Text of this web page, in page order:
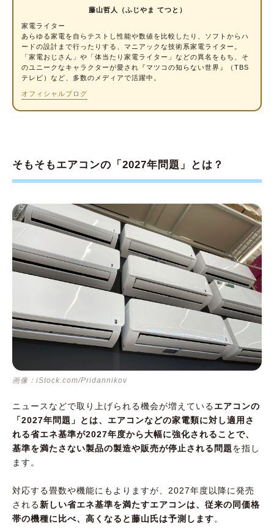
藤山哲人（ふじやま てつと）
家電ライター
あらゆる家電を自らテストし性能や数値を比較したり、ソフトからハ
ードの設計まで行ったりする、マニアックな技術系家電ライター。
「家電おじさん」や「体当たり家電ライター」などの異名をもち、そ
のユニークなキャラクターが愛され『マツコの知らない世界』（TBS
テレビ）など、多数のメディアで活躍中。
オフィシャルブログ
そもそもエアコンの「2027年問題」とは？
画像：iStock.com/Pridannikov
ニュースなどで取り上げられる機会が増えているエアコンの
「2027年問題」とは、エアコンなどの家電類に対し適用さ
れる省エネ基準が2027年度から大幅に強化されることで、
基準を満たさない製品の製造や販売が停止される問題を指し
ます。
対応する畳数や機能にもよりますが、2027年度以降に発売
される新しい省エネ基準を満たすエアコンは、従来の同価格
帯の機種に比べ、高くなると藤山氏は予測します。